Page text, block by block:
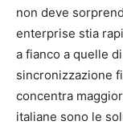
non deve
enterprise stia
a fianco a quelle
sincronizzazione
concentra
italiane sono le